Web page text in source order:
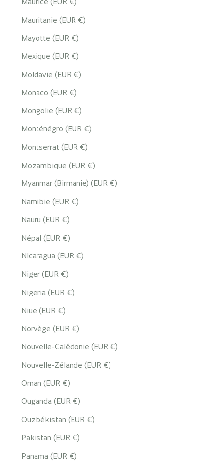
Mauritanie (EUR €)
Mayotte (EUR €)
Mexique (EUR €)
Moldavie (EUR €)
Monaco (EUR €)
Mongolie (EUR €)
Monténégro (EUR €)
Montserrat (EUR €)
Mozambique (EUR €)
Myanmar (Birmanie) (EUR €)
Namibie (EUR €)
Nauru (EUR €)
Népal (EUR €)
Nicaragua (EUR €)
Niger (EUR €)
Nigeria (EUR €)
Niue (EUR €)
Norvège (EUR €)
Nouvelle-Calédonie (EUR €)
Nouvelle-Zélande (EUR €)
Oman (EUR €)
Ouganda (EUR €)
Ouzbékistan (EUR €)
Pakistan (EUR €)
Panama (EUR €)